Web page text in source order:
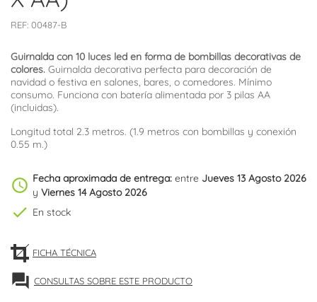
REF: 00487-B
Guirnalda con 10 luces led en forma de bombillas decorativas de
colores. Guirnalda decorativa perfecta para decoración de
navidad o festiva en salones, bares, o comedores. Mínimo
consumo. Funciona con batería alimentada por 3 pilas AA
(incluidas).
Longitud total 2.3 metros. (1.9 metros con bombillas y conexión
0.55 m.)
schedule Fecha aproximada de entrega: entre Jueves 13 Agosto 2026
y Viernes 14 Agosto 2026
check En stock
FICHA TÉCNICA
forum CONSULTAS SOBRE ESTE PRODUCTO